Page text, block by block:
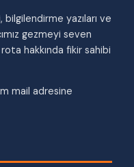
yazıları ve
gezmeyi seven
hakkında fikir sahibi
mail adresine